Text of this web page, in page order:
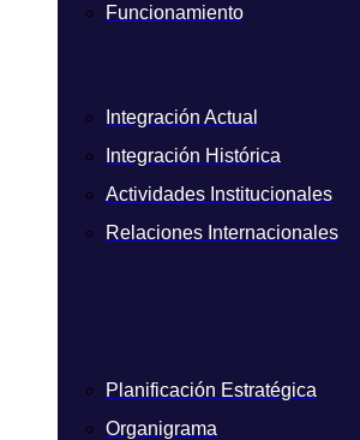
Funcionamiento
Integración Actual
Integración Histórica
Actividades Institucionales
Relaciones Internacionales
Planificación Estratégica
Organigrama